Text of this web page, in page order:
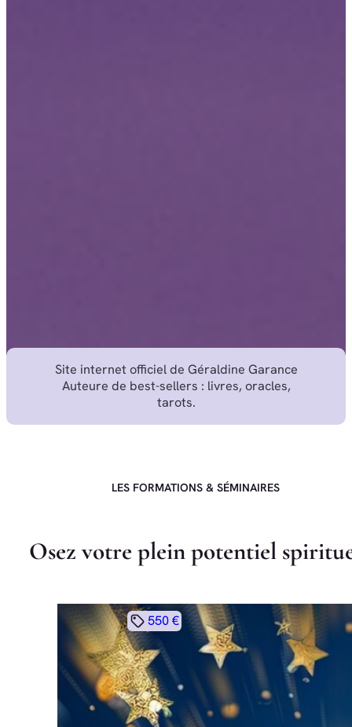
Site internet officiel de Géraldine Garance
Auteure de best-sellers : livres, oracles,
tarots.
LES FORMATIONS & SÉMINAIRES
Osez votre pleinpotentiel spiritu
550 €